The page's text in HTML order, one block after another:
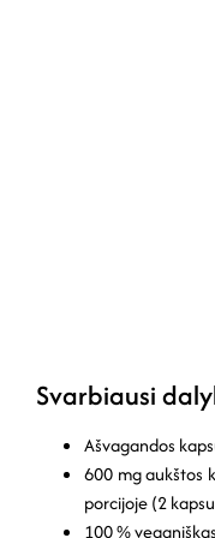
Svarbiausi
Ašvagandos
600 mgaukštos
porcijoje (2
100 % veganiškas